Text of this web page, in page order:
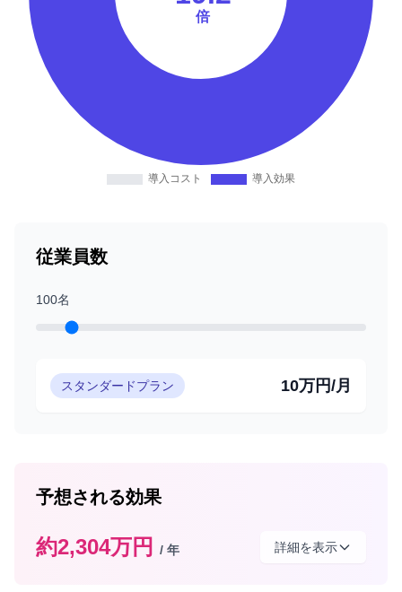
従業員数
100名
スタンダードプラン 10万円/月
予想される効果
約2,304万円 / 年 詳細を表示